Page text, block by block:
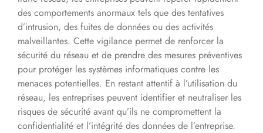
des comportements anormaux tels que des tentatives
d’intrusion, des fuites de données ou des activités
malveillantes. Cette vigilance permet de renforcer la
sécurité du réseau et de prendre des mesures préventives
pour protéger les systèmes informatiques contre les
menaces potentielles. En restant attentif à l’utilisation du
réseau, les entreprises peuvent identifier et neutraliser les
risques de sécurité avant qu’ils ne compromettent la
confidentialité et l’intégrité des données de l’entreprise.